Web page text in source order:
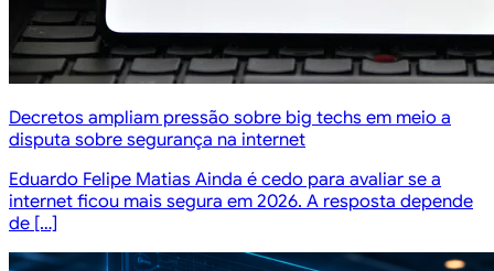
Decretos ampliam pressão sobre big techs em meio a
disputa sobre segurança na internet
Eduardo Felipe Matias Ainda é cedo para avaliar se a
internet ficou mais segura em 2026. A resposta depende
de […]